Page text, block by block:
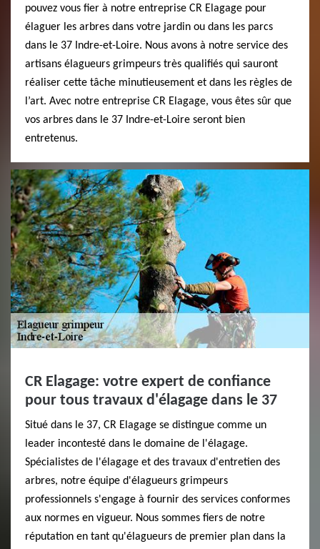
pouvez vous fier à notre entreprise CR Elagage pour
élaguer les arbres dans votre jardin ou dans les parcs
dans le 37 Indre-et-Loire. Nous avons à notre service des
artisans élagueurs grimpeurs très qualifiés qui sauront
réaliser cette tâche minutieusement et dans les règles de
l’art. Avec notre entreprise CR Elagage, vous êtes sûr que
vos arbres dans le 37 Indre-et-Loire seront bien
entretenus.
CR Elagage: votre expert de confiance
pour tous travaux d'élagage dans le 37
Situé dans le 37, CR Elagage se distingue comme un
leader incontesté dans le domaine de l'élagage.
Spécialistes de l'élagage et des travaux d'entretien des
arbres, notre équipe d'élagueurs grimpeurs
professionnels s'engage à fournir des services conformes
aux normes en vigueur. Nous sommes fiers de notre
réputation en tant qu'élagueurs de premier plan dans la